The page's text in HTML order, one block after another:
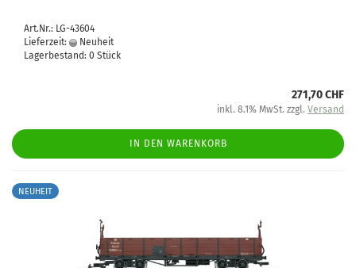
Art.Nr.: LG-43604
Lieferzeit:
Neuheit
Lagerbestand: 0 Stück
271,70 CHF
inkl. 8.1% MwSt. zzgl. Versand
IN DEN WARENKORB
NEUHEIT